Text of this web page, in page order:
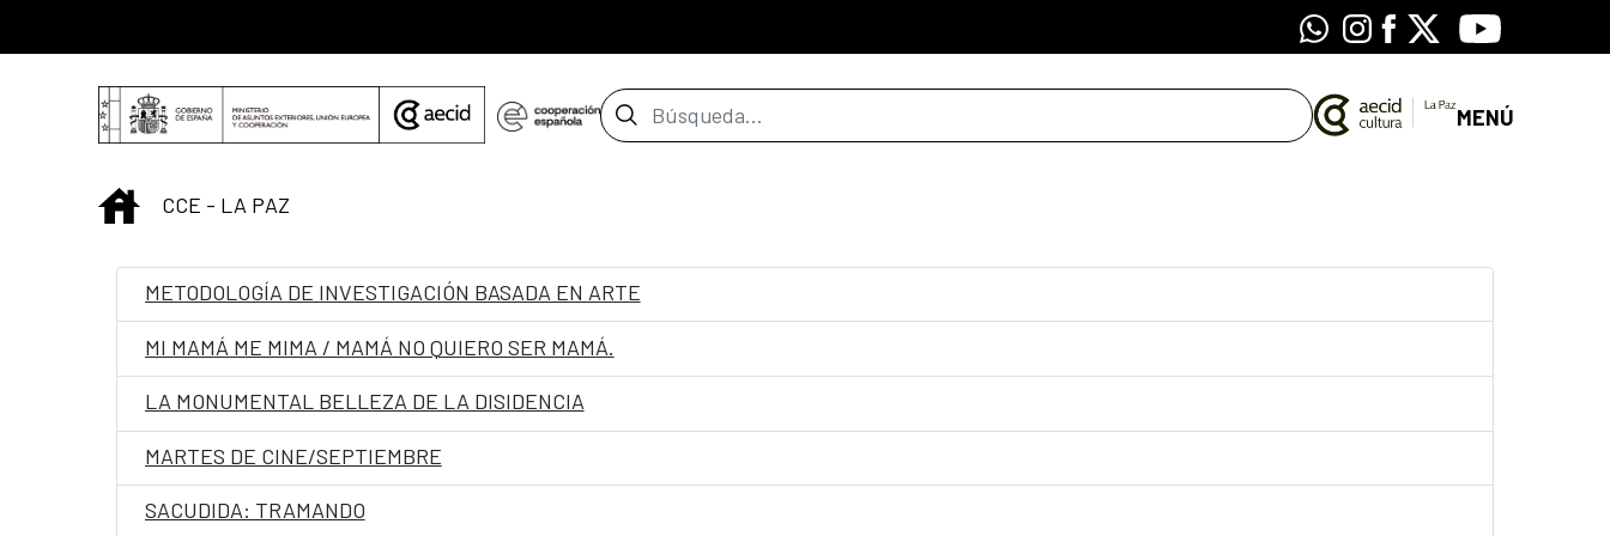
WhatsappInstagram
Facebook
X Youtube
Barra de búsqueda MENÚ
INICIO
CCE - LA PAZ
METODOLOGÍA DE INVESTIGACIÓN BASADA EN ARTE
MI MAMÁ ME MIMA / MAMÁ NO QUIERO SER MAMÁ.
LA MONUMENTAL BELLEZA DE LA DISIDENCIA
MARTES DE CINE/SEPTIEMBRE
SACUDIDA: TRAMANDO